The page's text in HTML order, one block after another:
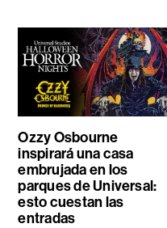
Ozzy Osbourne
inspirará una casa
embrujada en los
parques de Universal:
esto cuestan las
entradas